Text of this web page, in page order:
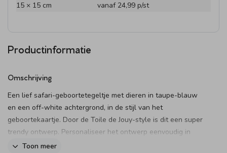
15 × 15 cm vanaf 24,99 p/st
Productinformatie
Omschrijving
Een lief safari-geboortetegeltje met dieren in taupe-blauw
en een off-white achtergrond, in de stijl van het
geboortekaartje. Door de Toile de Jouy-style is dit een super
trendy ontwerp. Personaliseer het ontwerp eenvoudig in
onze online editor met de naam en geboortedatum van jullie
Toon meer